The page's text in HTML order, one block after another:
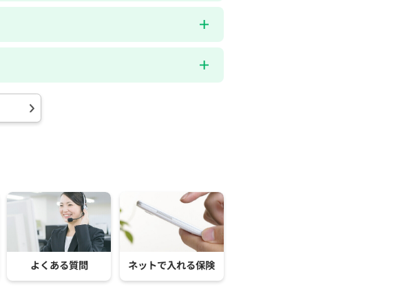
よくある質問 ネットで入れる保険